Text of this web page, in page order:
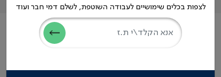
לצפות בכלים שימושיים לעבודה השוטפת, לשלם דמי חבר ועוד